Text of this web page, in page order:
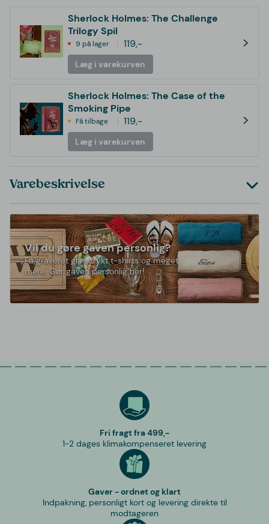
Sherlock Holmes: The Challenge
Trilogy Spil
9 på lager 119,-
Læg i varekurven
>
Sherlock Holmes: The Case of the
Smoking Pipe
Få tilbage 119,-
Læg i varekurven
>
Varebeskrivelse
Vil du gøre gaven personlig?
Få graveret glas, trykt t-shirts og meget
mere. Gør gaven personlig her!
Fri fragt fra 499,-
1-2 dages klimakompenseret levering
Gaver - ordnet og klart
Indpakning, personligt kort og levering direkte til
modtageren